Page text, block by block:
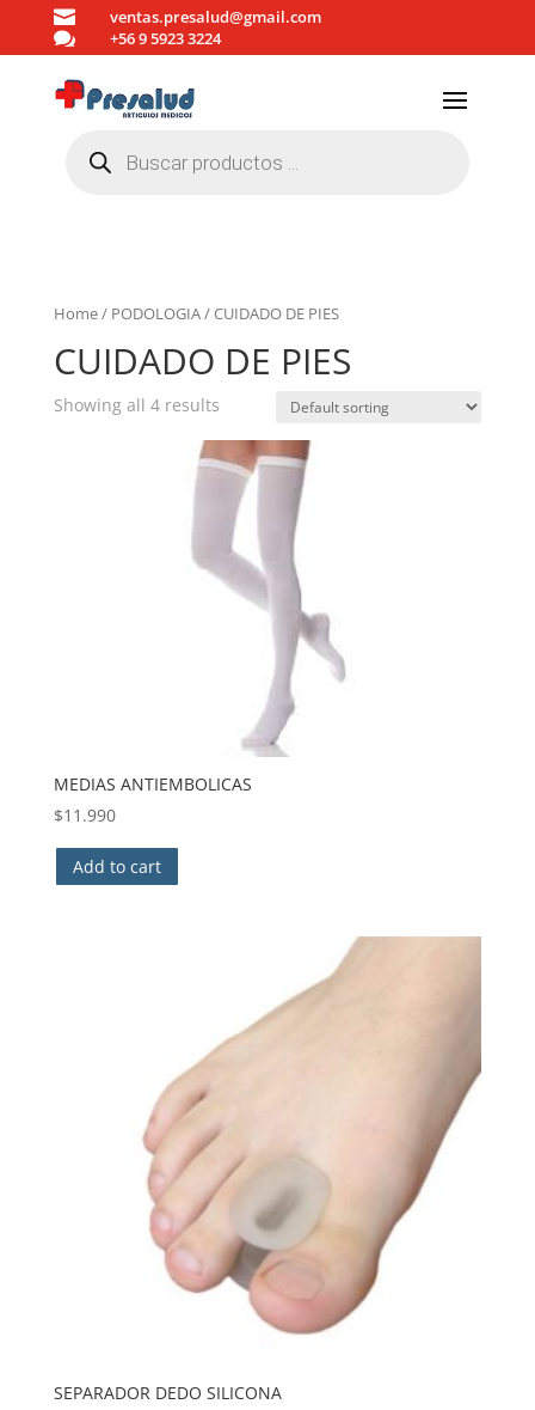

ventas.presalud@gmail.com

+56 9 5923 3224
productos
Home/ PODOLOGIA/ CUIDADO DE PIES
CUIDADO DE PIES
Showing all 4 results
MEDIAS ANTIEMBOLICAS
$11.990
Add to cart
SEPARADOR DEDO SILICONA